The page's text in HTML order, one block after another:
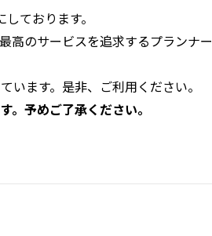
ております。
高のサービスを追求するプランナー
ます。是非、ご利用ください。
予めご了承ください。